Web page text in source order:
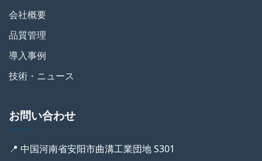
会社概要
品質管理
導入事例
技術・ニュース
お問い合わせ
📍 中国河南省安阳市曲溝工業団地 S301